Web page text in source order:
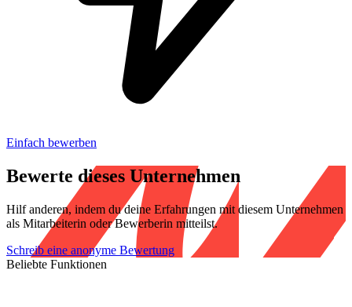
Einfach bewerben
Bewerte dieses Unternehmen
Hilf anderen, indem du deine Erfahrungen mit diesem Unternehmen
als Mitarbeiterin oder Bewerberin mitteilst.
Schreib eine anonyme Bewertung
Beliebte Funktionen